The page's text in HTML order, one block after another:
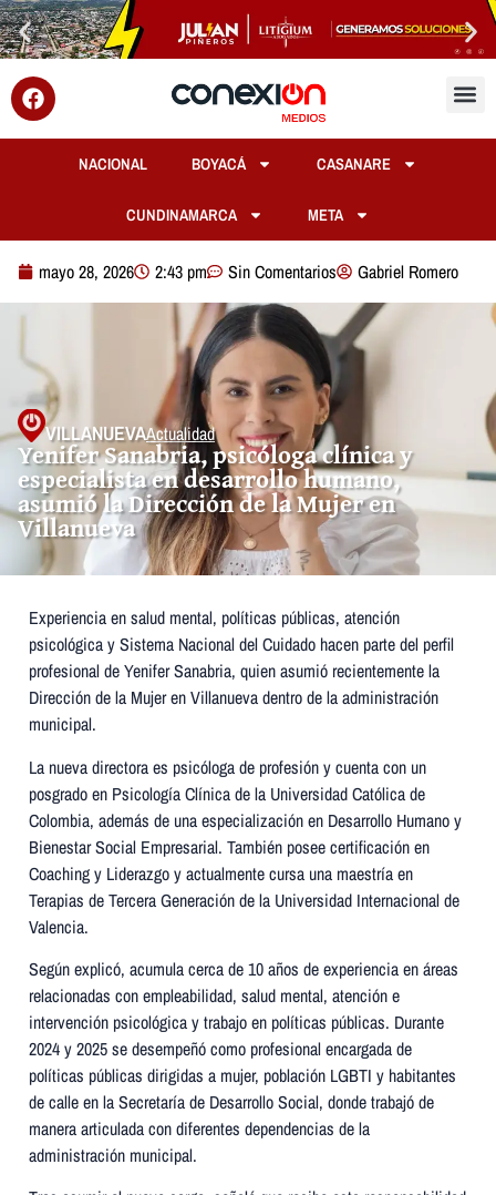
NACIONAL BOYACÁ CASANARE
CUNDINAMARCA META
mayo 28, 2026 2:43 pm Sin Comentarios Gabriel Romero
VILLANUEVAActualidad
Yenifer Sanabria, psicóloga clínica y
especialista en desarrollo humano,
asumió la Dirección de la Mujer en
Villanueva
Experiencia en salud mental, políticas públicas, atención
psicológica y Sistema Nacional del Cuidado hacen parte del perfil
profesional de Yenifer Sanabria, quien asumió recientemente la
Dirección de la Mujer en Villanueva dentro de la administración
municipal.
La nueva directora es psicóloga de profesión y cuenta con un
posgrado en Psicología Clínica de la Universidad Católica de
Colombia, además de una especialización en Desarrollo Humano y
Bienestar Social Empresarial. También posee certificación en
Coaching y Liderazgo y actualmente cursa una maestría en
Terapias de Tercera Generación de la Universidad Internacional de
Valencia.
Según explicó, acumula cerca de 10 años de experiencia en áreas
relacionadas con empleabilidad, salud mental, atención e
intervención psicológica y trabajo en políticas públicas. Durante
2024 y 2025 se desempeñó como profesional encargada de
políticas públicas dirigidas a mujer, población LGBTI y habitantes
de calle en la Secretaría de Desarrollo Social, donde trabajó de
manera articulada con diferentes dependencias de la
administración municipal.